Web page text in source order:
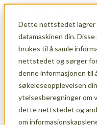
Dette nettstedet lagrer
datamaskinen din.
brukes til å samle
nettstedet og sørger
denne informasjonen til
søkeleseopplevelsen
ytelsesberegninger om
dette nettstedet og
om